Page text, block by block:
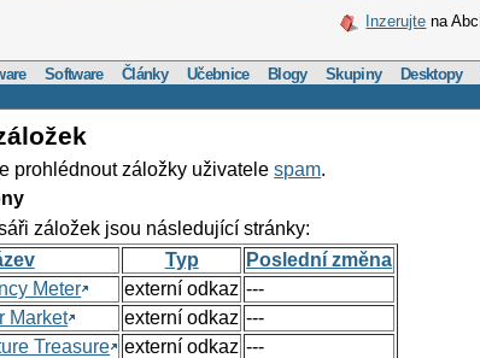
Inzerujte na
Software Články Učebnice Blogy Skupiny Desktopy
prohlédnout záložky uživatelespam.
záložek jsou následující stránky:
Typ
Poslední změna
Meter
externí odkaz ---
Market
externí odkaz ---
Treasure
externí odkaz ---